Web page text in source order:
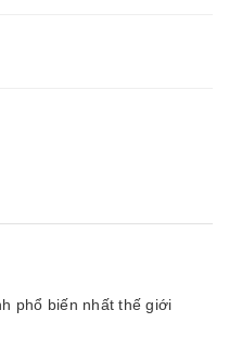
phổ biến nhất thế giới